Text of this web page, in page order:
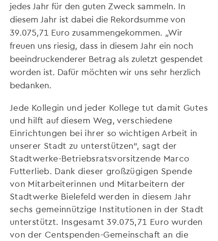
jedes Jahr für den guten Zweck sammeln. In
diesem Jahr ist dabei die Rekordsumme von
39.075,71 Euro zusammengekommen. „Wir
freuen uns riesig, dass in diesem Jahr ein noch
beeindruckenderer Betrag als zuletzt gespendet
worden ist. Dafür möchten wir uns sehr herzlich
bedanken.
Jede Kollegin und jeder Kollege tut damit Gutes
und hilft auf diesem Weg, verschiedene
Einrichtungen bei ihrer so wichtigen Arbeit in
unserer Stadt zu unterstützen“, sagt der
Stadtwerke-Betriebsratsvorsitzende Marco
Futterlieb. Dank dieser großzügigen Spende
von Mitarbeiterinnen und Mitarbeitern der
Stadtwerke Bielefeld werden in diesem Jahr
sechs gemeinnützige Institutionen in der Stadt
unterstützt. Insgesamt 39.075,71 Euro wurden
von der Centspenden-Gemeinschaft an die